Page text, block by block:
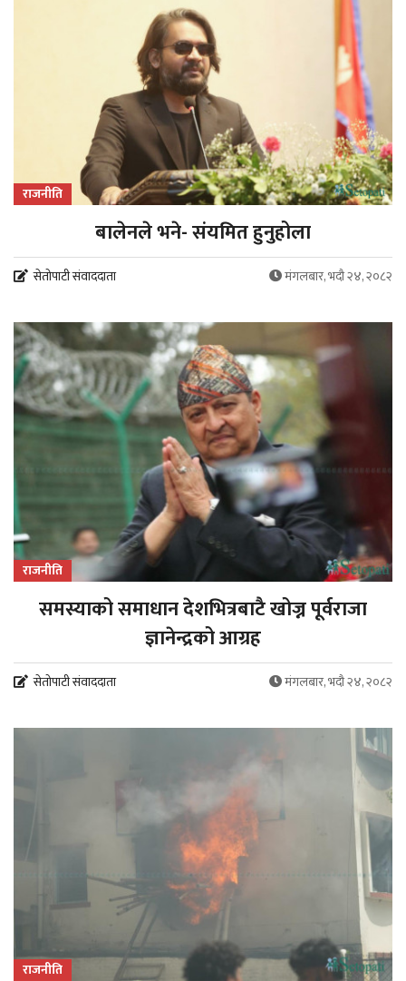
राजनीति
बालेनले भने- संयमित हुनुहोला
सेतोपाटी संवाददाता मंगलबार, भदौ २४, २०८२
राजनीति
समस्याको समाधान देशभित्रबाटै खोज्न पूर्वराजा
ज्ञानेन्द्रको आग्रह
सेतोपाटी संवाददाता मंगलबार, भदौ २४, २०८२
राजनीति